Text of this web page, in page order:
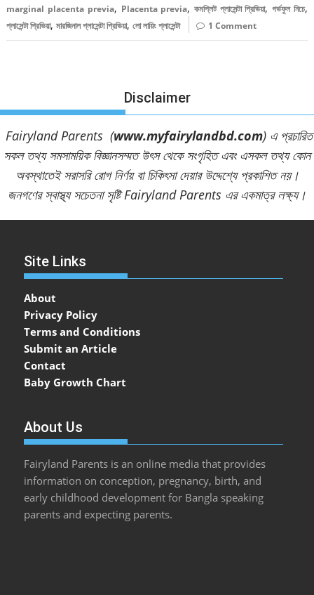
marginal placenta previa, Placenta previa, কমপ্লিট প্লাসেন্টা প্রিভিয়া, গর্ভফুল নিচে,
প্লাসেন্টা প্রিভিয়া,মারজিনাল প্লাসেন্টা প্রিভিয়া,লো লায়িং প্লাসেন্টা 1 Comment
Disclaimer
Fairyland Parents (www.myfairylandbd.com) এ প্রচারিত
সকল তথ্য সমসাময়িক বিজ্ঞানসম্মত উৎস থেকে সংগৃহিত এবং এসকল তথ্য কোন
অবস্থাতেই সরাসরি রোগ নির্ণয় বা চিকিৎসা দেয়ার উদ্দেশ্যে প্রকাশিত নয়।
জনগণের স্বাস্থ্য সচেতনা সৃষ্টি Fairyland Parents এর একমাত্র লক্ষ্য।
Site Links
About
Privacy Policy
Terms and Conditions
Submit an Article
Contact
Baby Growth Chart
About Us
Fairyland Parents is an online media that provides
information on conception, pregnancy, birth, and
early childhood development for Bangla speaking
parents and expecting parents.